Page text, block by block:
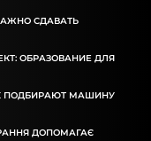
СДАВАТЬ
ОБРАЗОВАНИЕ ДЛЯ
ПОДБИРАЮТ МАШИНУ
ДОПОМАГАЄ